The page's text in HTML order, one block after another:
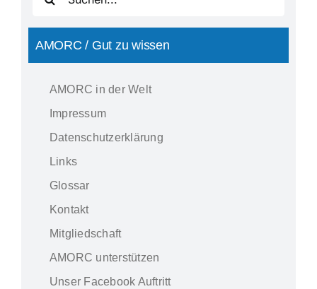
nach:
AMORC / Gut zu wissen
AMORC in der Welt
Impressum
Datenschutzerklärung
Links
Glossar
Kontakt
Mitgliedschaft
AMORC unterstützen
Unser Facebook Auftritt